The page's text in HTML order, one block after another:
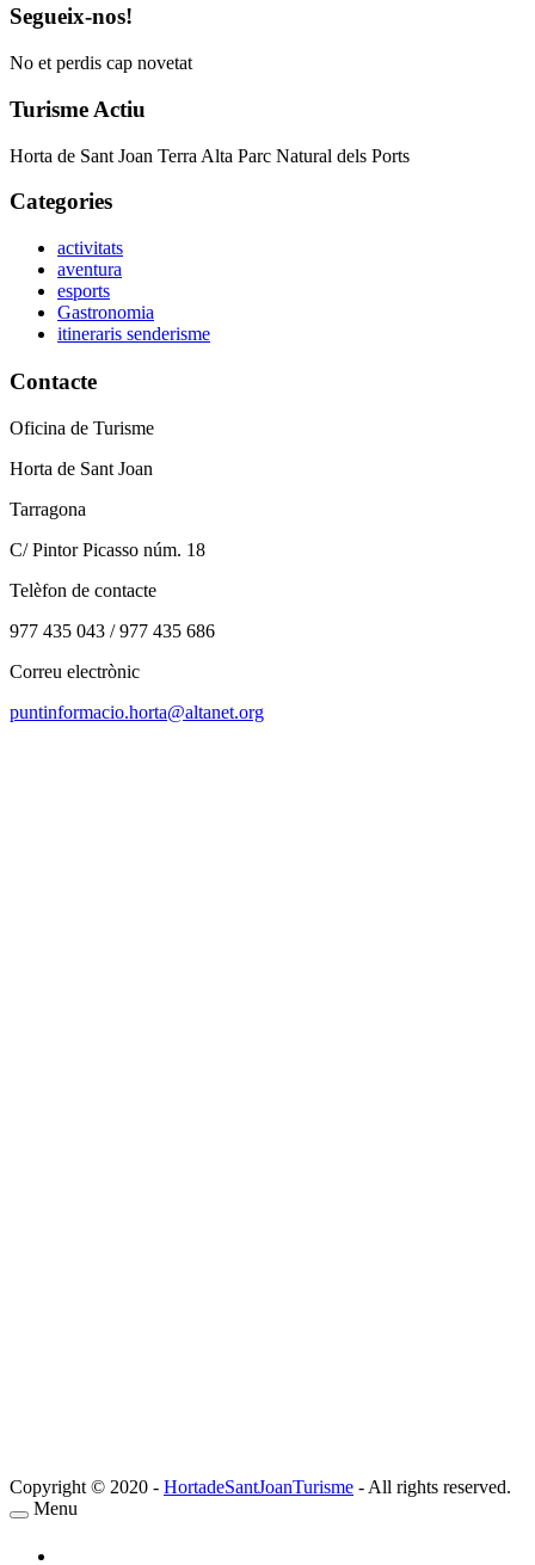
Segueix-nos!
No et perdis cap novetat
Turisme Actiu
Horta de Sant Joan Terra Alta Parc Natural dels Ports
Categories
activitats
aventura
esports
Gastronomia
itineraris senderisme
Contacte
Oficina de Turisme
Horta de Sant Joan
Tarragona
C/ Pintor Picasso núm. 18
Telèfon de contacte
977 435 043 / 977 435 686
Correu electrònic
puntinformacio.horta@altanet.org
Copyright © 2020 - HortadeSantJoanTurisme - All rights reserved.
Menu